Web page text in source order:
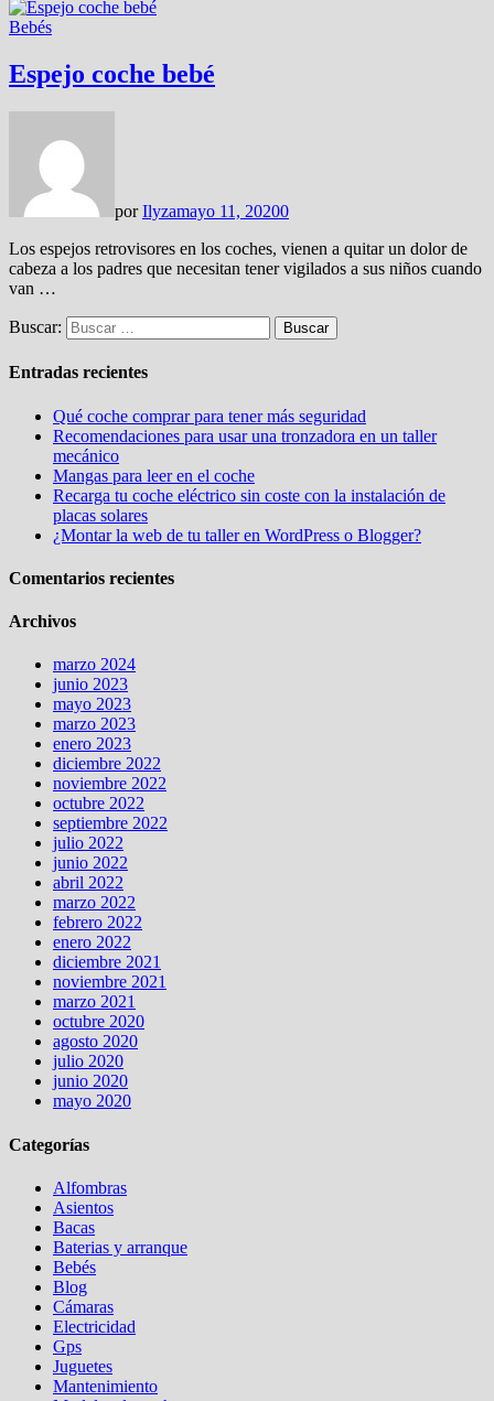
Bebés
Espejo coche bebé
porIlyzamayo 11, 20200
Los espejos retrovisores en los coches, vienen a quitar un dolor de
cabeza a los padres que necesitan tener vigilados a sus niños cuando
van …
Buscar:
Entradas recientes
Qué coche comprar para tener más seguridad
Recomendaciones para usar una tronzadora en un taller
mecánico
Mangas para leer en el coche
Recarga tu coche eléctrico sin coste con la instalación de
placas solares
¿Montar la web de tu taller en WordPress o Blogger?
Comentarios recientes
Archivos
marzo 2024
junio 2023
mayo 2023
marzo 2023
enero 2023
diciembre 2022
noviembre 2022
octubre 2022
septiembre 2022
julio 2022
junio 2022
abril 2022
marzo 2022
febrero 2022
enero 2022
diciembre 2021
noviembre 2021
marzo 2021
octubre 2020
agosto 2020
julio 2020
junio 2020
mayo 2020
Categorías
Alfombras
Asientos
Bacas
Baterias y arranque
Bebés
Blog
Cámaras
Electricidad
Gps
Juguetes
Mantenimiento